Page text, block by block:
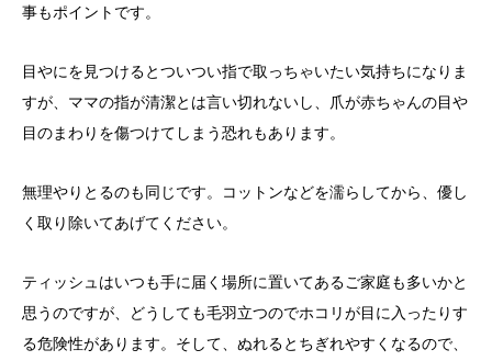
事もポイントです。
目やにを見つけるとついつい指で取っちゃいたい気持ちになりま
すが、ママの指が清潔とは言い切れないし、爪が赤ちゃんの目や
目のまわりを傷つけてしまう恐れもあります。
無理やりとるのも同じです。コットンなどを濡らしてから、優し
く取り除いてあげてください。
ティッシュはいつも手に届く場所に置いてあるご家庭も多いかと
思うのですが、どうしても毛羽立つのでホコリが目に入ったりす
る危険性があります。そして、ぬれるとちぎれやすくなるので、